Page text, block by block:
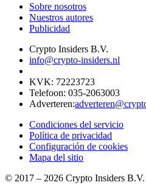
Sobre nosotros
Nuestros autores
Publicidad
Crypto Insiders B.V.
info@crypto-insiders.nl
KVK: 72223723
Telefoon: 035-2063003
Adverteren:
Condiciones del servicio
Política de privacidad
Configuración de cookies
Mapa del sitio
© 2017 – 2026 Crypto Insiders B.V.